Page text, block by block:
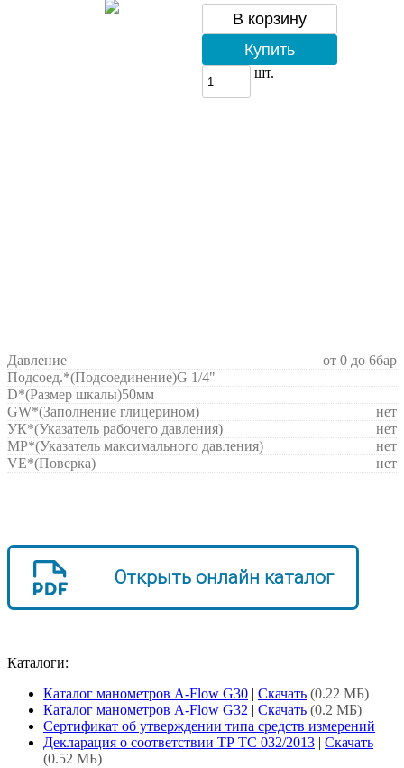
В корзину
Купить
шт.
Давление
от 0 до 6бар
Подсоед.*(Подсоединение)G 1/4"
D*(Размер шкалы)50мм
GW*(Заполнение глицерином)
нет
УК*(Указатель рабочего давления)
нет
MP*(Указатель максимального давления)
нет
VE*(Поверка) нет
Открыть онлайн каталог
Каталоги:
Каталог манометров A-Flow G30 | Скачать (0.22 МБ)
Каталог манометров A-Flow G32 | Скачать (0.2 МБ)
Сертификат об утверждении типа средств измерений
Декларация о соответствии ТР ТС 032/2013 | Скачать
(0.52 МБ)